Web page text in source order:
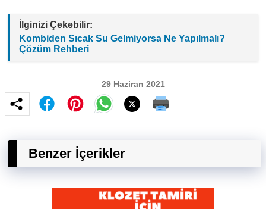
İlginizi Çekebilir:
Kombiden Sıcak Su Gelmiyorsa Ne Yapılmalı?
Çözüm Rehberi
29 Haziran 2021
Benzer İçerikler